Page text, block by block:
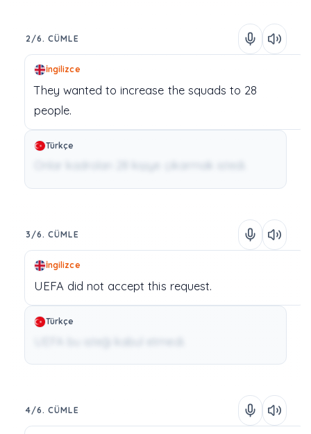
2/6. CÜMLE
İngilizce
They wanted to increase the squads to 28
people.
Türkçe
Onlar kadroları 28 kişiye çıkarmak istedi.
3/6. CÜMLE
İngilizce
UEFA did not acceptthis request.
Türkçe
UEFA bu isteği kabul etmedi.
4/6. CÜMLE